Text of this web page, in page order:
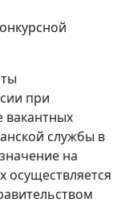
при
вакантных
службы в
на
осуществляется